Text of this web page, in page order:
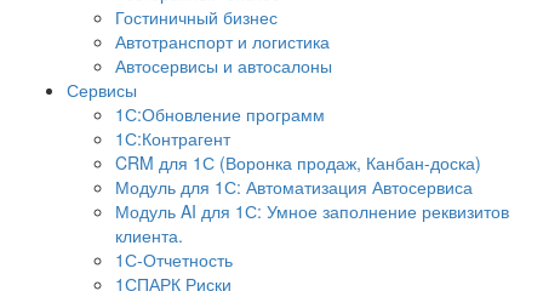
Гостиничный бизнес
Автотранспорт и логистика
Автосервисы и автосалоны
Сервисы
1С:Обновление программ
1С:Контрагент
CRM для 1С (Воронка продаж, Канбан-доска)
Модуль для 1С: Автоматизация Автосервиса
Модуль AI для 1С: Умное заполнение реквизитов
клиента.
1С-Отчетность
1СПАРК Риски